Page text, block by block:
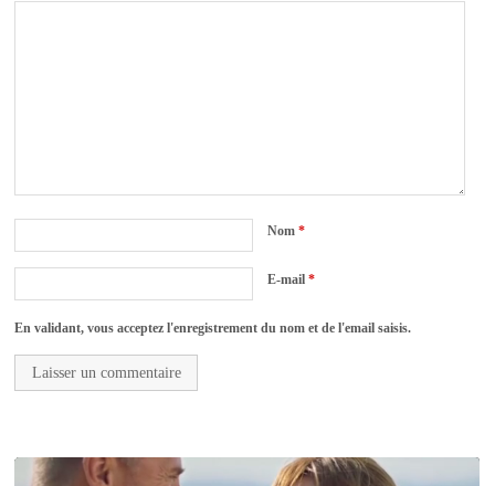
Nom*
E-mail*
En validant, vous acceptez l'enregistrement du nom et de l'email saisis.